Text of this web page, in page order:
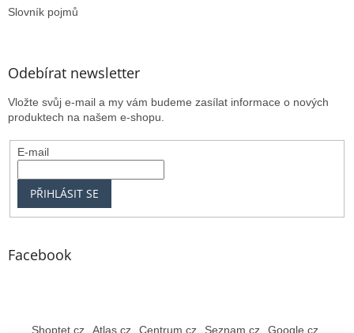
Slovník pojmů
Odebírat newsletter
Vložte svůj e-mail a my vám budeme zasílat informace o nových
produktech na našem e-shopu.
E-mail
PŘIHLÁSIT SE
Facebook
Shoptet.cz Atlas.cz Centrum.cz Seznam.cz Google.cz